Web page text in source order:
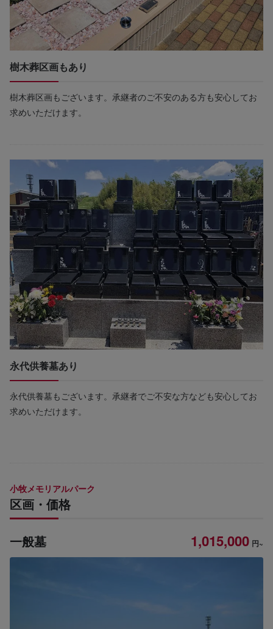
樹木葬区画もあり
樹木葬区画もございます。承継者のご不安のある方も安心してお
求めいただけます。
永代供養墓あり
永代供養墓もございます。承継者でご不安な方なども安心してお
求めいただけます。
小牧メモリアルパーク
区画・価格
一般墓 1,015,000 円~